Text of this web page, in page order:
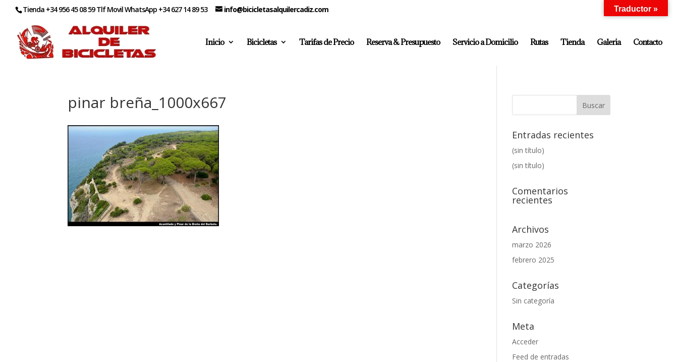
Tienda +34 956 45 08 59 Tlf Movil WhatsApp +34 627 14 89 53 info@bicicletasalquilercadiz.com
Inicio Bicicletas Tarifas de Precio Reserva & Presupuesto Servicio a Domicilio Rutas Tienda Galeria Contacto
pinar breña_1000x667
Entradas recientes
(sin título)
(sin título)
Comentarios
recientes
Archivos
marzo 2026
febrero 2025
Categorías
Sin categoría
Meta
Acceder
Feed de entradas
Traductor »